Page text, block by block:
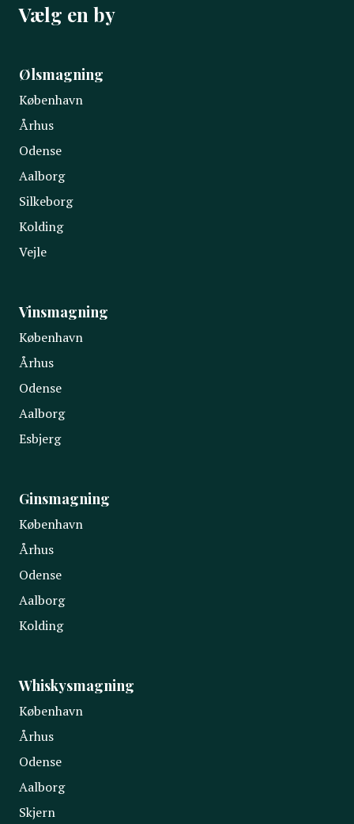
Vælg en by
Ølsmagning
København
Århus
Odense
Aalborg
Silkeborg
Kolding
Vejle
Vinsmagning
København
Århus
Odense
Aalborg
Esbjerg
Ginsmagning
København
Århus
Odense
Aalborg
Kolding
Whiskysmagning
København
Århus
Odense
Aalborg
Skjern